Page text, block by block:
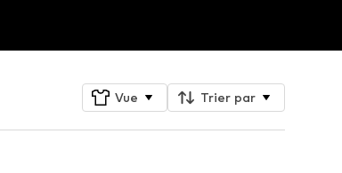
Vue Trier par